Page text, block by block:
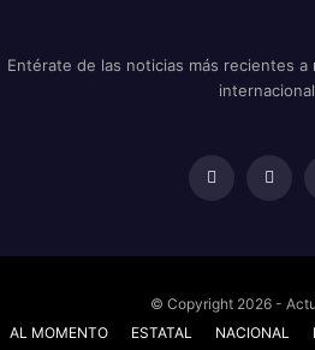
Entérate de las noticias más recientes a
© Copyright 2026 -
AL MOMENTO
ESTATAL NACIONAL